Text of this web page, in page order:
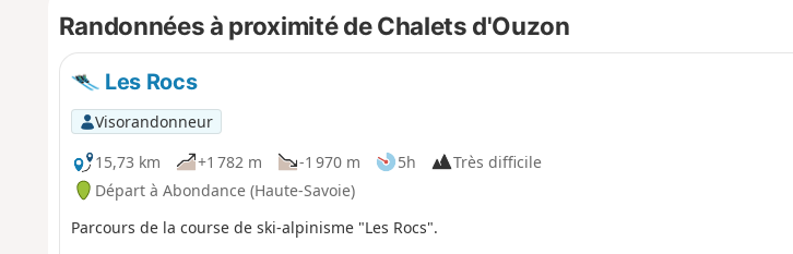
Randonnées à proximité de Chalets d'Ouzon
Les Rocs
Visorandonneur
15,73 km
+1 782 m -1 970 m 5h
Très difficile
Départ à Abondance (Haute-Savoie)
Parcours de la course de ski-alpinisme "Les Rocs".